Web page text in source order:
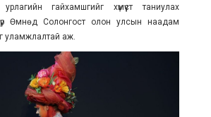
урлагийн гайхамшгийг хүмүүст таниулах
Өмнөд Солонгост олон улсын наадам
уламжлалтай аж.